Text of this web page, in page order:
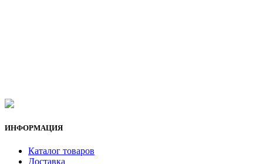
ИНФОРМАЦИЯ
Каталог товаров
Доставка